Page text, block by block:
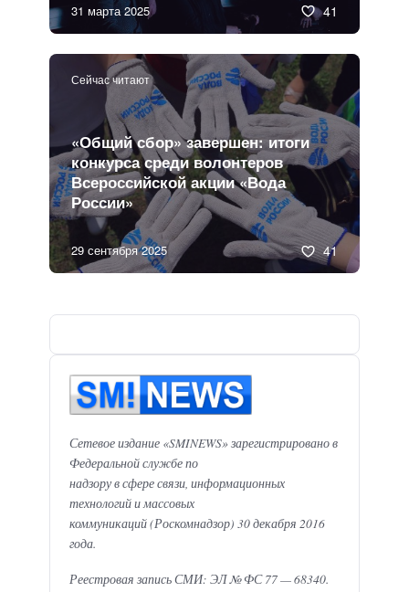
31 марта 2025 41
Сейчас читают
«Общий сбор» завершен: итоги
конкурса среди волонтеров
Всероссийской акции «Вода
России»
29 сентября 2025 41
Сетевое издание «SMINEWS» зарегистрировано в
Федеральной службе по
надзору в сфере связи, информационных
технологий и массовых
коммуникаций (Роскомнадзор) 30 декабря 2016
года.
Реестровая запись СМИ: ЭЛ № ФС 77 — 68340.